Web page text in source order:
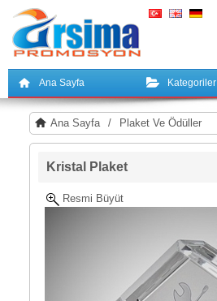
Ana Sayfa Kategoriler
Ana Sayfa / Plaket Ve Ödüller
Kristal Plaket
Resmi Büyüt